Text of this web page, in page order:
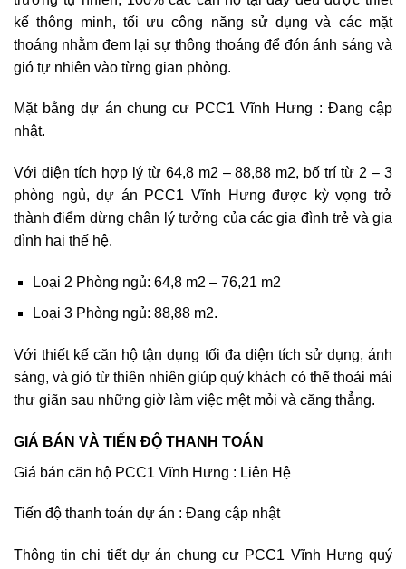
kế thông minh, tối ưu công năng sử dụng và các mặt
thoáng nhằm đem lại sự thông thoáng để đón ánh sáng và
gió tự nhiên vào từng gian phòng.
Mặt bằng dự án chung cư PCC1 Vĩnh Hưng : Đang cập
nhật.
Với diện tích hợp lý từ 64,8 m2 – 88,88 m2, bố trí từ 2 – 3
phòng ngủ, dự án PCC1 Vĩnh Hưng được kỳ vọng trở
thành điểm dừng chân lý tưởng của các gia đình trẻ và gia
đình hai thế hệ.
Loại 2 Phòng ngủ: 64,8 m2 – 76,21 m2
Loại 3 Phòng ngủ: 88,88 m2.
Với thiết kế căn hộ tận dụng tối đa diện tích sử dụng, ánh
sáng, và gió từ thiên nhiên giúp quý khách có thể thoải mái
thư giãn sau những giờ làm việc mệt mỏi và căng thẳng.
GIÁ BÁN VÀ TIẾN ĐỘ THANH TOÁN
Giá bán căn hộ PCC1 Vĩnh Hưng : Liên Hệ
Tiến độ thanh toán dự án : Đang cập nhật
Thông tin chi tiết dự án chung cư PCC1 Vĩnh Hưng quý